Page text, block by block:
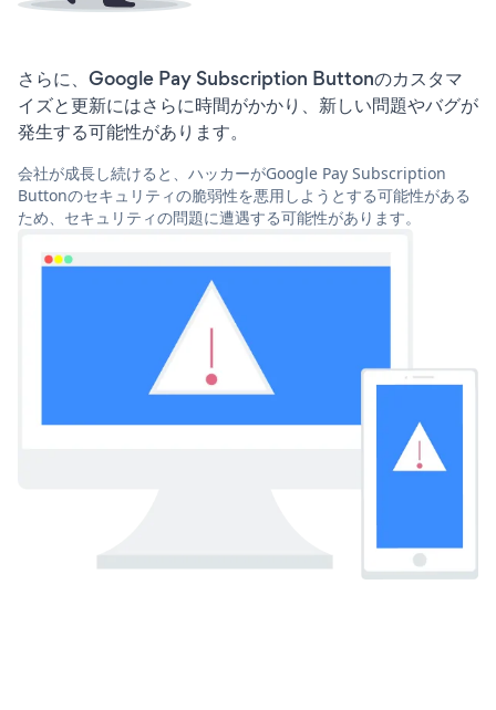
さらに、Google Pay Subscription Buttonのカスタマ
イズと更新にはさらに時間がかかり、新しい問題やバグが
発生する可能性があります。
会社が成長し続けると、ハッカーがGoogle Pay Subscription
Buttonのセキュリティの脆弱性を悪用しようとする可能性がある
ため、セキュリティの問題に遭遇する可能性があります。